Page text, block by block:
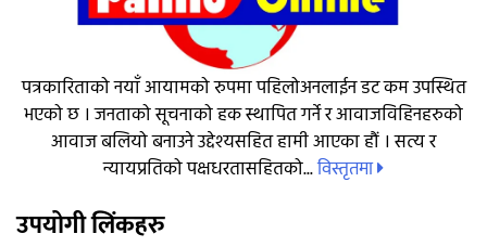
पत्रकारिताको नयाँ आयामको रुपमा पहिलोअनलाईन डट कम उपस्थित
भएको छ । जनताको सूचनाको हक स्थापित गर्ने र आवाजविहिनहरुको
आवाज बलियो बनाउने उद्देश्यसहित हामी आएका हौं । सत्य र
न्यायप्रतिको पक्षधरतासहितको...विस्तृतमा
उपयोगी लिंकहरु